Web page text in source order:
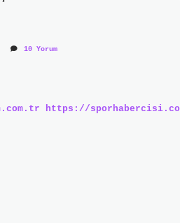
10 Yorum
https://